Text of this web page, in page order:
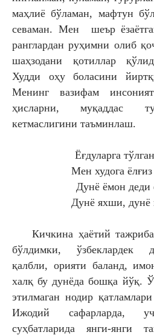
маҳлиё бўламан, мафтун
севаман. Мен шеър
ранглардан руҳимни олиб
шаҳзодани қотиллар
Худди оҳу боласини
Менинг вазифам
ҳисларни, муқаддас
кетмаслигини таъминлаш.
Ёғдуларга
Мен худога
Дунё ёмон деди
Дунё яхши, дунё
Кичкина ҳаётий
бўлдимки, ўзбеклардек
қалбли, орияти баланд,
халқ бу дунёда бошқа йўқ.
этилмаган нодир
Ижодий сафарларда,
суҳбатларида янги-янги